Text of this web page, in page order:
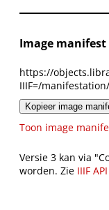
Image manifest
https://
IIIF=/
Kopieer image
Toon image
Versie 3 kan via
worden. Zie IIIF